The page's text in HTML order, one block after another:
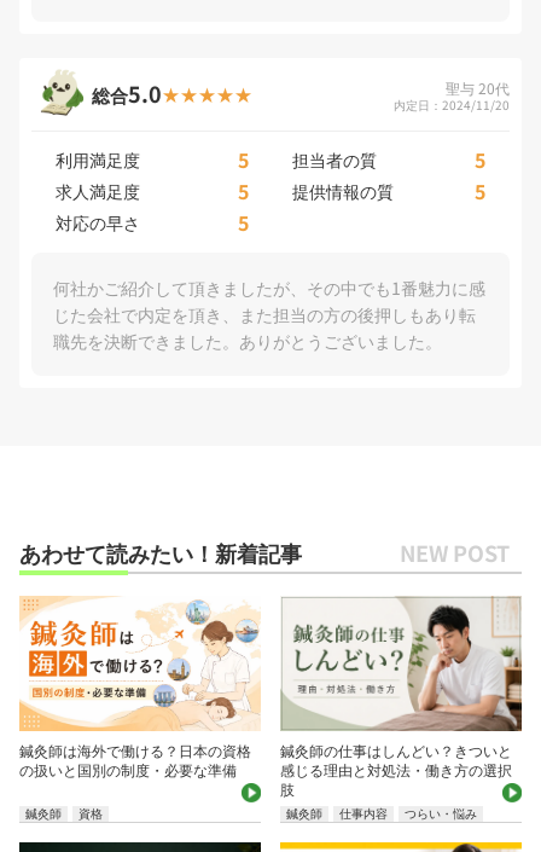
総合5.0 聖与 20代
内定日：2024/11/20
利用満足度 5 担当者の質 5
求人満足度 5 提供情報の質 5
対応の早さ 5
何社かご紹介して頂きましたが、その中でも1番魅力に感
じた会社で内定を頂き、また担当の方の後押しもあり転
職先を決断できました。ありがとうございました。
あわせて読みたい！新着記事
鍼灸師は海外で働ける？日本の資格
の扱いと国別の制度・必要な準備
鍼灸師 資格
鍼灸師の仕事はしんどい？きついと
感じる理由と対処法・働き方の選択
肢
鍼灸師 仕事内容 つらい・悩み